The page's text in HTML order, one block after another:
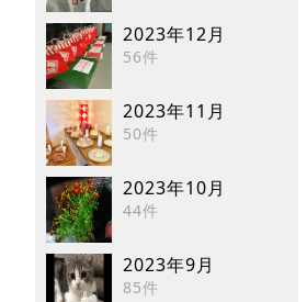
2023年12月
56件
2023年11月
50件
2023年10月
44件
2023年9月
85件